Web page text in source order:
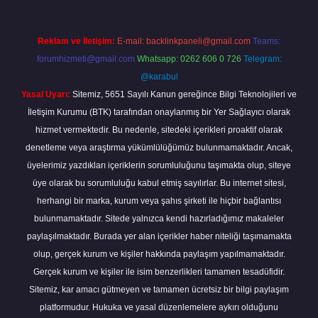
Reklam ve İletişim: E-mail: backlinkpaneli@gmail.com Teams:
forumhizmeti@gmail.com Whatsapp: 0262 606 0 726 Telegram:
@karabul
Yasal Uyarı: Sitemiz, 5651 Sayılı Kanun gereğince Bilgi Teknolojileri ve
İletişim Kurumu (BTK) tarafından onaylanmış bir Yer Sağlayıcı olarak
hizmet vermektedir. Bu nedenle, sitedeki içerikleri proaktif olarak
denetleme veya araştırma yükümlülüğümüz bulunmamaktadır. Ancak,
üyelerimiz yazdıkları içeriklerin sorumluluğunu taşımakta olup, siteye
üye olarak bu sorumluluğu kabul etmiş sayılırlar. Bu internet sitesi,
herhangi bir marka, kurum veya şahıs şirketi ile hiçbir bağlantısı
bulunmamaktadır. Sitede yalnızca kendi hazırladığımız makaleler
paylaşılmaktadır. Burada yer alan içerikler haber niteliği taşımamakta
olup, gerçek kurum ve kişiler hakkında paylaşım yapılmamaktadır.
Gerçek kurum ve kişiler ile isim benzerlikleri tamamen tesadüfidir.
Sitemiz, kar amacı gütmeyen ve tamamen ücretsiz bir bilgi paylaşım
platformudur. Hukuka ve yasal düzenlemelere aykırı olduğunu